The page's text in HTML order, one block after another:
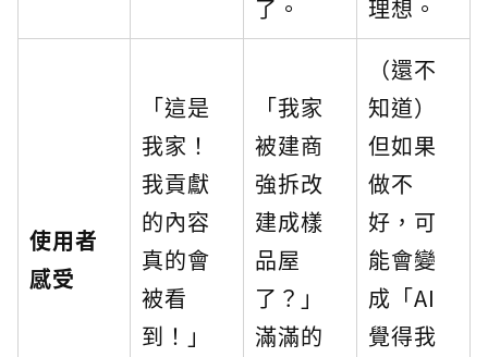
了。 理想。
使用者
感受
「這是
我家！
我貢獻
的內容
真的會
被看
到！」
「我家
被建商
強拆改
建成樣
品屋
了？」
滿滿的
（還不
知道）
但如果
做不
好，可
能會變
成「AI
覺得我